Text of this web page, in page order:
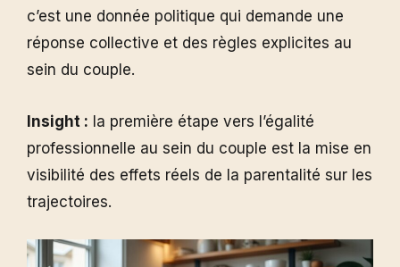
c’est une donnée politique qui demande une
réponse collective et des règles explicites au
sein du couple.
Insight : la première étape vers l’égalité
professionnelle au sein du couple est la mise en
visibilité des effets réels de la parentalité sur les
trajectoires.